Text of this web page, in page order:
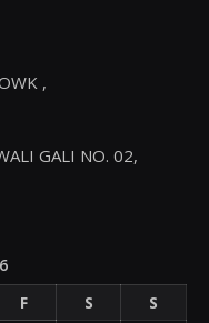
,
GALI NO. 02,
F S
S